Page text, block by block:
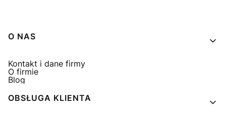
Linki w stopce
O NAS
Kontakt i dane firmy
O firmie
Blog
OBSŁUGA KLIENTA